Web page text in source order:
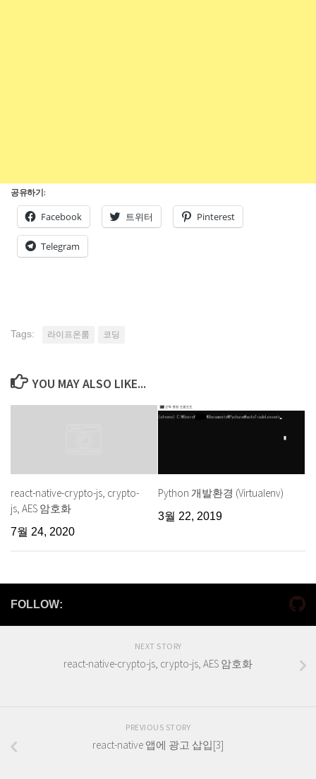
공유하기:
Facebook 트위터 Pinterest
Telegram
Tags: 라이프온룸 코딩
YOU MAY ALSO LIKE...
react-native-crypto-js, crypto-
js, AES 암호화
7월 24, 2020
Python 개발환경 (Virtualenv)
3월 22, 2019
FOLLOW:
NEXT STORY
react-native-crypto-js, crypto-js, AES 암호화
PREVIOUS STORY
react-native 앱에 광고 삽입[3]